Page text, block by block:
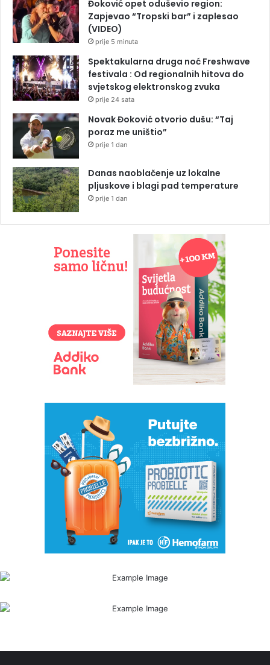
Đoković opet oduševio region:
Zapjevao “Tropski bar” i zaplesao
(VIDEO)
prije 5 minuta
Spektakularna druga noć Freshwave
festivala : Od regionalnih hitova do
svjetskog elektronskog zvuka
prije 24 sata
Novak Đoković otvorio dušu: “Taj
poraz me uništio”
prije 1 dan
Danas naoblačenje uz lokalne
pljuskove i blagi pad temperature
prije 1 dan